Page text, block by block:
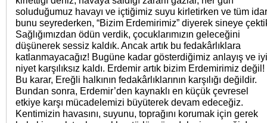
soluduğumuz havayı ve içtiğimiz suyu kirletirken ve tüm
bunu seyrederken, “Bizim Erdemirimiz” diyerek sineye
Sağlığımızdan ödün verdik, çocuklarımızın geleceğini
düşünerek sessiz kaldık. Ancak artık bu fedakârlıklara
katlanmayacağız! Bugüne kadar gösterdiğimiz anlayış ve iyi
niyet karşılıksız kaldı. Erdemir artık bizim Erdemirimiz değil!
Bu karar, Ereğli halkının fedakârlıklarının karşılığı değildir.
Bundan sonra, Erdemir’den kaynaklı en küçük çevresel
etkiye karşı mücadelemizi büyüterek devam edeceğiz.
Kentimizin havasını, suyunu, toprağını korumak için gerek